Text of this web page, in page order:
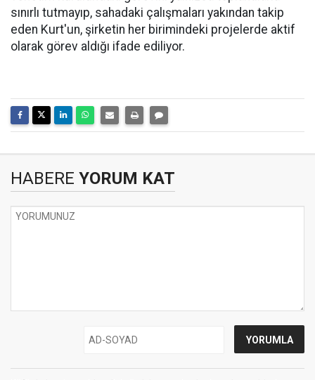
sınırlı tutmayıp, sahadaki çalışmaları yakından takip
eden Kurt'un, şirketin her birimindeki projelerde aktif
olarak görev aldığı ifade ediliyor.
HABERE YORUM KAT